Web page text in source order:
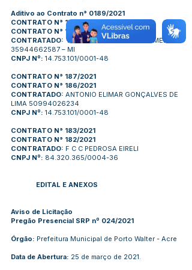
Aditivo ao Contrato n° 0189/2021
CONTRATO N° 189/2021
CONTRATO N° 188/2021
CONTRATADO: ROSMILDE VIRGNIO DE ALMEIDA
35944662587 – MI
CNPJ Nº: 14.753.101/0001-48
CONTRATO N° 187/2021
CONTRATO N° 186/2021
CONTRATADO: ANTONIO ELIMAR GONÇALVES DE
LIMA 50994026234
CNPJ Nº: 14.753.101/0001-48
CONTRATO N° 183/2021
CONTRATO N° 182/2021
CONTRATADO: F C C PEDROSA EIRELI
CNPJ Nº: 84.320.365/0004-36
EDITAL E ANEXOS
Aviso de Licitação
Pregão Presencial SRP nº 024/2021
Órgão: Prefeitura Municipal de Porto Walter - Acre
Data de Abertura: 25 de março de 2021.